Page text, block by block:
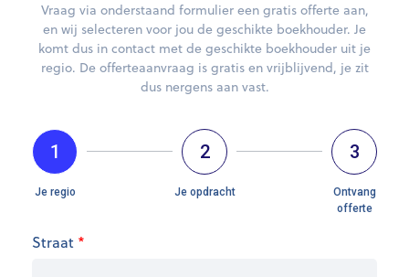
DIEN JE AANVRAAG IN
We hebben op dit moment geen informatie over
Vraag via onderstaand formulier een gratis offerte aan,
en wij selecteren voor jou de geschikte boekhouder. Je
komt dus in contact met de geschikte boekhouder uit je
regio. De offerteaanvraag is gratis en vrijblijvend, je zit
dus nergens aan vast.
1 2 3
Straat *